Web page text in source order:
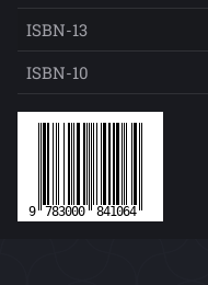
ISBN-13
ISBN-10